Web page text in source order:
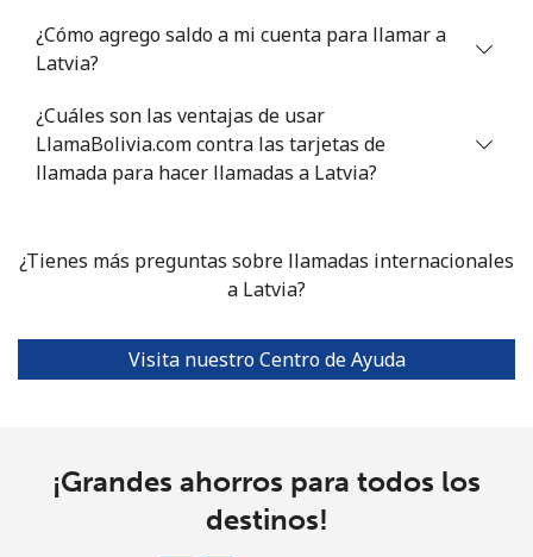
¿Cómo agrego saldo a mi cuenta para llamar a
Latvia?
¿Cuáles son las ventajas de usar
LlamaBolivia.com contra las tarjetas de
llamada para hacer llamadas a Latvia?
¿Tienes más preguntas sobre llamadas internacionales
a Latvia?
Visita nuestro Centro de Ayuda
¡Grandes ahorros para todos los
destinos!